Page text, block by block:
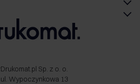
Drukomat.pl Sp. z o. o.
ul. Wypoczynkowa 13